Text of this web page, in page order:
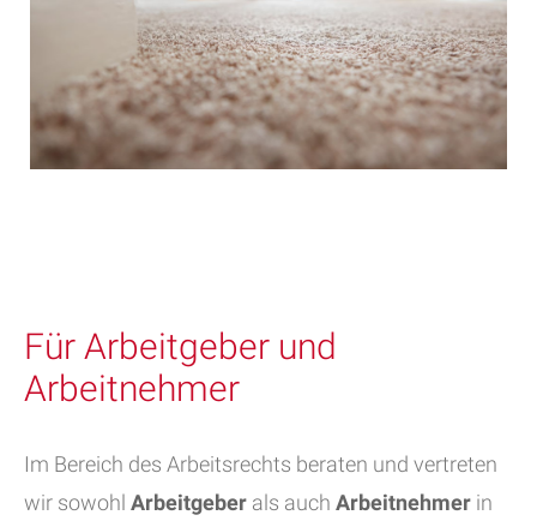
Für Arbeitgeber und
Arbeitnehmer
Im Bereich des Arbeitsrechts beraten und vertreten
wir sowohl Arbeitgeber als auch Arbeitnehmer in